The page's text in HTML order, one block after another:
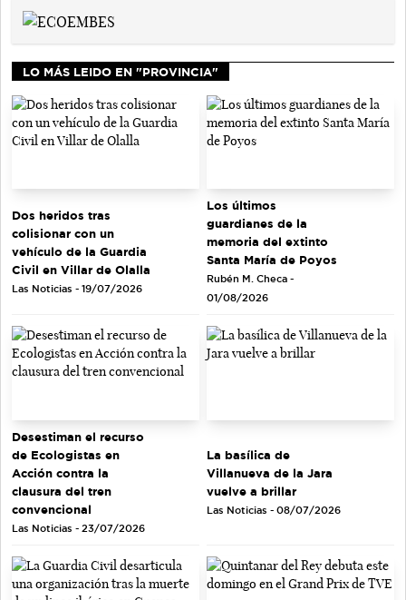
LO MÁS LEIDO EN "PROVINCIA"
Dos heridos tras
colisionar con un
vehículo de la Guardia
Civil en Villar de Olalla
Las Noticias - 19/07/2026
Los últimos
guardianes de la
memoria del extinto
Santa María de Poyos
Rubén M. Checa -
01/08/2026
Desestiman el recurso
de Ecologistas en
Acción contra la
clausura del tren
convencional
Las Noticias - 23/07/2026
La basílica de
Villanueva de la Jara
vuelve a brillar
Las Noticias - 08/07/2026